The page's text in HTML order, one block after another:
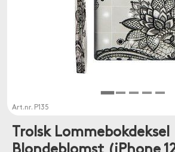
Art.nr. P135
Trolsk Lommebokdeksel